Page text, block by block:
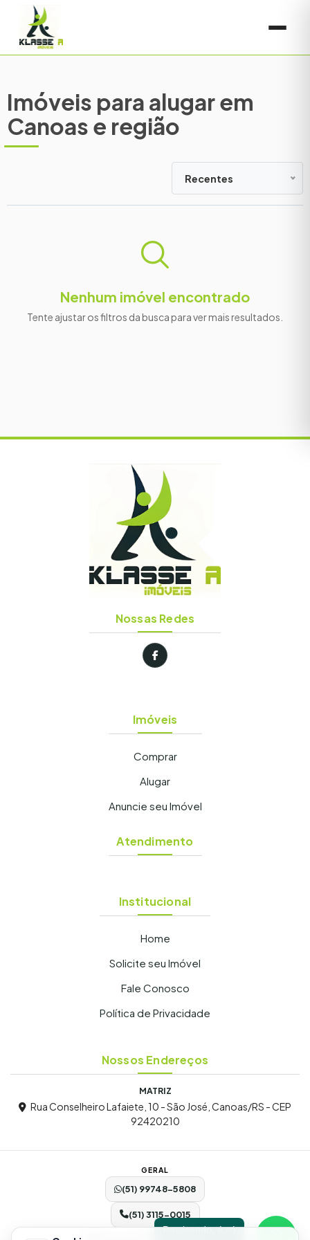
Imóveis para alugar em
Canoas e região
Recentes
Nenhum imóvel encontrado
Tente ajustar os filtros da busca para ver mais resultados.
Precisando, é só
Nossas Redes
Imóveis
Comprar
Alugar
Anuncie seu Imóvel
Atendimento
Institucional
Home
Solicite seu Imóvel
Fale Conosco
Política de Privacidade
Nossos Endereços
MATRIZ
Rua Conselheiro Lafaiete, 10 - São José, Canoas/RS - CEP
92420210
GERAL
(51) 99748-5808
(51) 3115-0015